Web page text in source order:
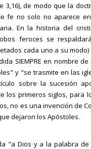
3,16), de modo que la
fe no solo no aparece
En la historia del
feroces se
cada uno a su
SIEMPRE en nombre
y "se trasmite en las
sobre la sucesión
los primeros siglos, para
no es una invención de
dejaron los Apóstoles.
"a Dios y a la palabra